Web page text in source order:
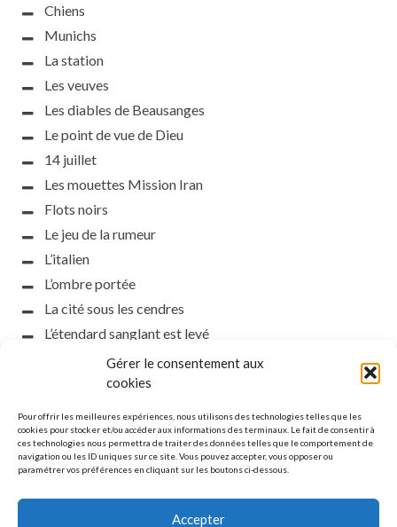
Gérer le consentement aux
cookies
Pour offrir les meilleures expériences, nous utilisons des technologies telles que les
cookies pour stocker et/ou accéder aux informations des terminaux. Le fait de consentir à
ces technologies nous permettra de traiter des données telles que le comportement de
navigation ou les ID uniques sur ce site. Vous pouvez accepter, vous opposer ou
paramétrer vos préférences en cliquant sur les boutons ci-dessous.
Accepter
Chiens
Munichs
La station
Les veuves
Les diables de Beausanges
Le point de vue de Dieu
14 juillet
Les mouettes Mission Iran
Flots noirs
Le jeu de la rumeur
L’italien
L’ombre portée
La cité sous les cendres
L’étendard sanglant est levé
L’incident d’Helsinki
la petite fasciste
Loch noir
Que s’obscurcissent le soleil et la lumière